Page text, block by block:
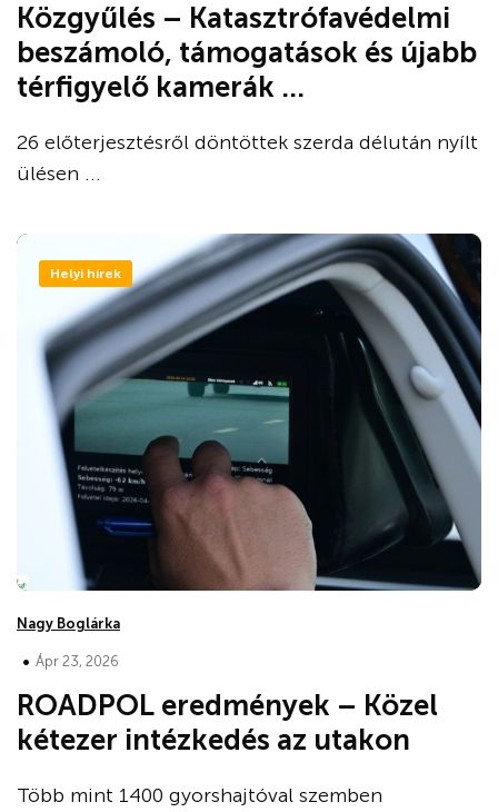
Közgyűlés – Katasztrófavédelmi
beszámoló, támogatások és újabb
térfigyelő kamerák ...
26 előterjesztésről döntöttek szerda délután nyílt
ülésen ...
Helyi hírek
Nagy Boglárka
• Ápr 23, 2026
ROADPOL eredmények – Közel
kétezer intézkedés az utakon
Több mint 1400 gyorshajtóval szemben